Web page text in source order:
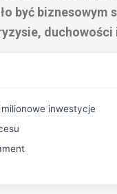
być
duchowości
inwestycje